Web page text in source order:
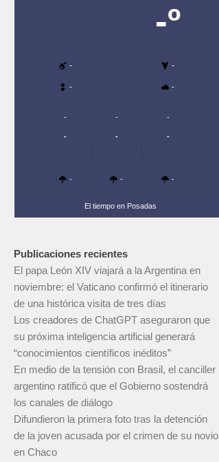
-º
- -
- -
-
-
-
-
-
-
-
-
-
El tiempo en Posadas
Publicaciones recientes
El papa León XIV viajará a la Argentina en
noviembre: el Vaticano confirmó el itinerario
de una histórica visita de tres días
Los creadores de ChatGPT aseguraron que
su próxima inteligencia artificial generará
“conocimientos científicos inéditos”
En medio de la tensión con Brasil, el canciller
argentino ratificó que el Gobierno sostendrá
los canales de diálogo
Difundieron la primera foto tras la detención
de la joven acusada por el crimen de su novio
en Chaco